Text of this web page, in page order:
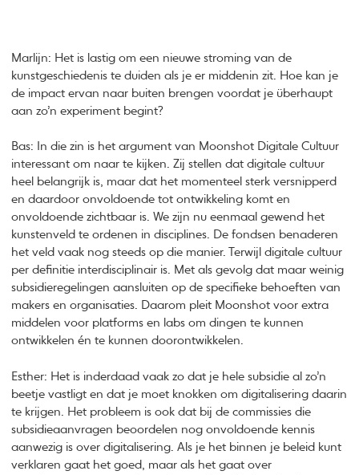
Marlijn: Het is lastig om een nieuwe stroming van de
kunstgeschiedenis te duiden als je er middenin zit. Hoe kan je
de impact ervan naar buiten brengen voordat je überhaupt
aan zo’n experiment begint?
Bas: In die zin is het argument van Moonshot Digitale Cultuur
interessant om naar te kijken. Zij stellen dat digitale cultuur
heel belangrijk is, maar dat het momenteel sterk versnipperd
en daardoor onvoldoende tot ontwikkeling komt en
onvoldoende zichtbaar is. We zijn nu eenmaal gewend het
kunstenveld te ordenen in disciplines. De fondsen benaderen
het veld vaak nog steeds op die manier. Terwijl digitale cultuur
per definitie interdisciplinair is. Met als gevolg dat maar weinig
subsidieregelingen aansluiten op de specifieke behoeften van
makers en organisaties. Daarom pleit Moonshot voor extra
middelen voor platforms en labs om dingen te kunnen
ontwikkelen én te kunnen doorontwikkelen.
Esther: Het is inderdaad vaak zo dat je hele subsidie al zo’n
beetje vastligt en dat je moet knokken om digitalisering daarin
te krijgen. Het probleem is ook dat bij de commissies die
subsidieaanvragen beoordelen nog onvoldoende kennis
aanwezig is over digitalisering. Als je het binnen je beleid kunt
verklaren gaat het goed, maar als het gaat over